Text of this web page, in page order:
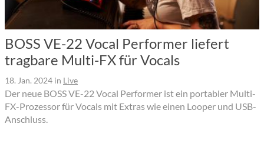
BOSS VE-22 Vocal Performer liefert
tragbare Multi-FX für Vocals
18. Jan. 2024 in Live
Der neue BOSS VE-22 Vocal Performer ist ein portabler Multi-
FX-Prozessor für Vocals mit Extras wie einen Looper und USB-
Anschluss.